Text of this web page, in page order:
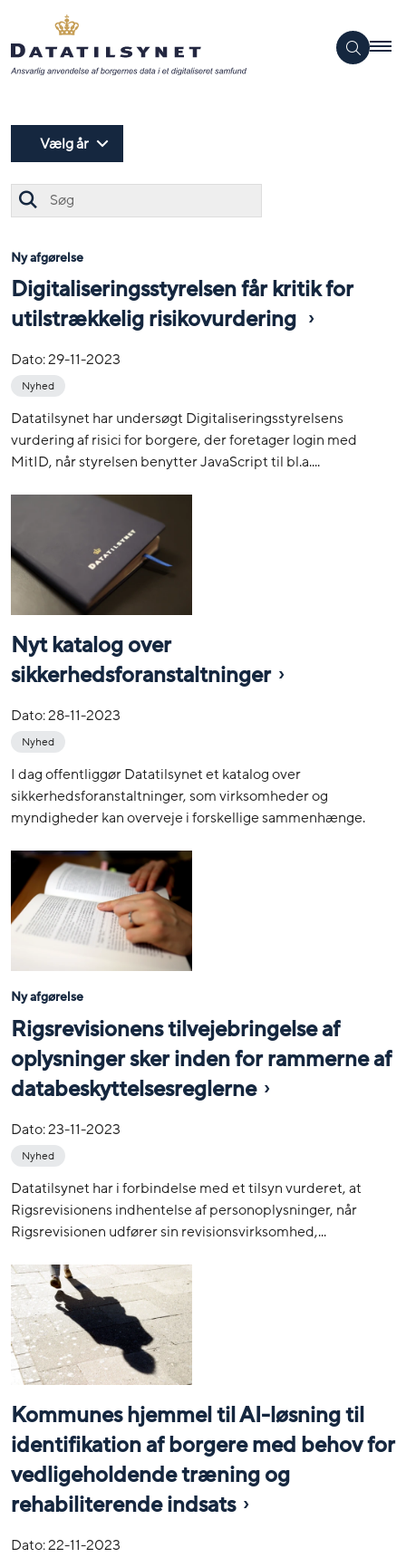
Vælg år
Ny afgørelse
Digitaliseringsstyrelsen får kritik for
utilstrækkelig risikovurdering
Dato:29-11-2023
Nyhed
Datatilsynet har undersøgt Digitaliseringsstyrelsens
vurdering af risici for borgere, der foretager login med
MitID, når styrelsen benytter JavaScript til bl.a....
Nyt katalog over
sikkerhedsforanstaltninger
Dato:28-11-2023
Nyhed
I dag offentliggør Datatilsynet et katalog over
sikkerhedsforanstaltninger, som virksomheder og
myndigheder kan overveje i forskellige sammenhænge.
Ny afgørelse
Rigsrevisionens tilvejebringelse af
oplysninger sker inden for rammerne af
databeskyttelsesreglerne
Dato:23-11-2023
Nyhed
Datatilsynet har i forbindelse med et tilsyn vurderet, at
Rigsrevisionens indhentelse af personoplysninger, når
Rigsrevisionen udfører sin revisionsvirksomhed,...
Kommunes hjemmel til AI-løsning til
identifikation af borgere med behov for
vedligeholdende træning og
rehabiliterende indsats
Dato:22-11-2023